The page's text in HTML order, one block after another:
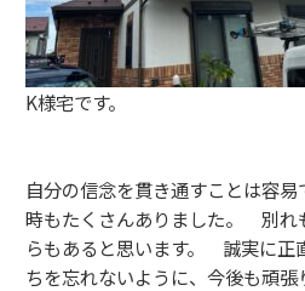
K様宅です。
自分の信念を貫き通すことは容
時もたくさんありました。 別
らもあると思います。 誠実に正
ちを忘れないように、今後も頑張